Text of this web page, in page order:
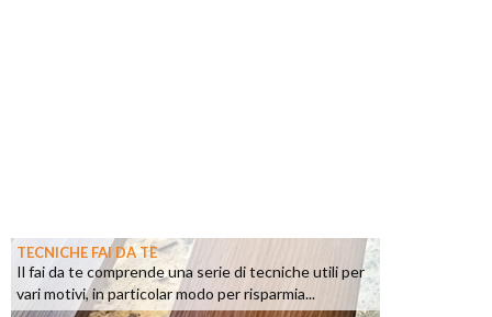
TECNICHE FAI DA TE
Il fai da te comprende una serie di tecniche utili per
vari motivi, in particolar modo per risparmia...